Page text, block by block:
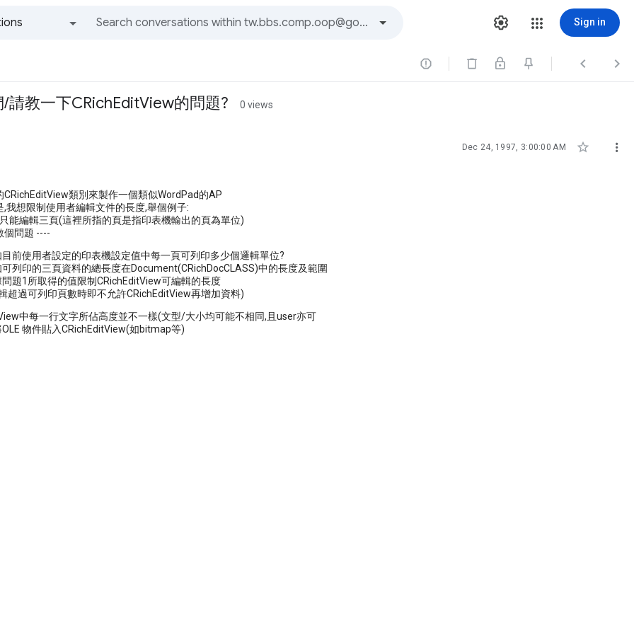
Sign in
  
請教一下CRichEditView的問題? 0 views
Dec 24, 1997, 3:00:00 AM  
CRichEditView類別來製作一個類似WordPad的AP
,我想限制使用者編輯文件的長度,舉個例子:
能編輯三頁(這裡所指的頁是指印表機輸出的頁為單位)
個問題 ----
前使用者設定的印表機設定值中每一頁可列印多少個邏輯單位?
列印的三頁資料的總長度在Document(CRichDocCLASS)中的長度及範圍
題1所取得的值限制CRichEditView可編輯的長度
超過可列印頁數時即不允許CRichEditView再增加資料)
中每一行文字所佔高度並不一樣(文型/大小均可能不相同,且user亦可
OLE 物件貼入CRichEditView(如bitmap等)